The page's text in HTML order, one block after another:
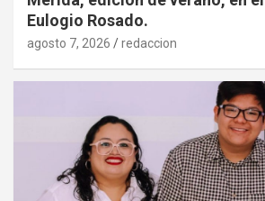
Eulogio Rosado.
agosto 7, 2026 redaccion